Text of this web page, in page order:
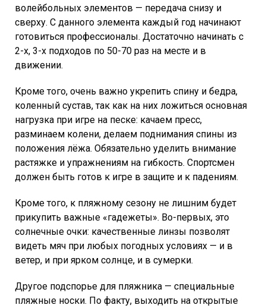
волейбольных элементов — передача снизу и
сверху. С данного элемента каждый год начинают
готовиться профессионалы. Достаточно начинать с
2-х, 3-х подходов по 50-70 раз на месте и в
движении.
Кроме того, очень важно укрепить спину и бедра,
коленный сустав, так как на них ложиться основная
нагрузка при игре на песке: качаем пресс,
разминаем колени, делаем поднимания спины из
положения лёжа. Обязательно уделить внимание
растяжке и упражнениям на гибкость. Спортсмен
должен быть готов к игре в защите и к падениям.
Кроме того, к пляжному сезону не лишним будет
прикупить важные «гадежеты». Во-первых, это
солнечные очки: качественные линзы позволят
видеть мяч при любых погодных условиях — и в
ветер, и при ярком солнце, и в сумерки.
Другое подспорье для пляжника — специальные
пляжные носки. По факту, выходить на открытые